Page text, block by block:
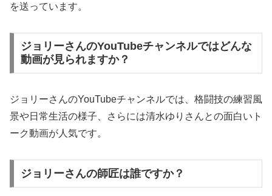
を送っています。
ジョリーさんのYouTubeチャンネルではどんな
動画が見られますか？
ジョリーさんのYouTubeチャンネルでは、格闘技の練習風
景や日常生活の様子、さらには清水ゆりさんとの面白いト
ーク動画が人気です。
ジョリーさんの師匠は誰ですか？